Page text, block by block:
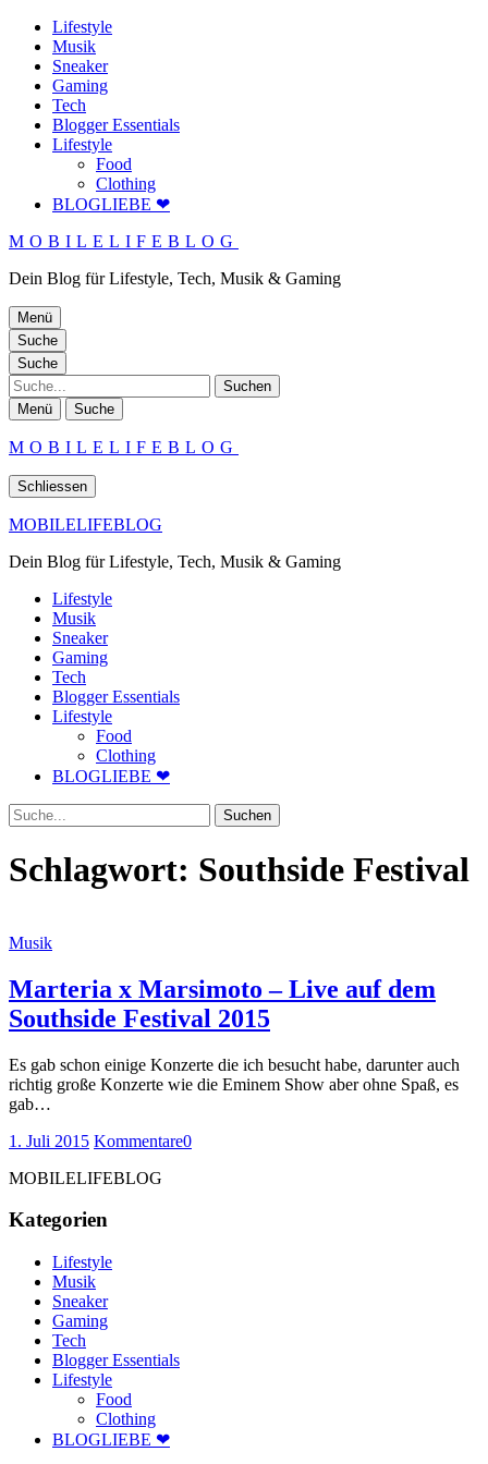
Lifestyle
Musik
Sneaker
Gaming
Tech
Blogger Essentials
Lifestyle
Food
Clothing
BLOGLIEBE ❤
MOBILELIFEBLOG
Dein Blog für Lifestyle, Tech, Musik & Gaming
Menü
Suche
Suche
Suche
Menü Suche
MOBILELIFEBLOG
Schliessen
MOBILELIFEBLOG
Dein Blog für Lifestyle, Tech, Musik & Gaming
Lifestyle
Musik
Sneaker
Gaming
Tech
Blogger Essentials
Lifestyle
Food
Clothing
BLOGLIEBE ❤
Suche
Schlagwort: Southside Festival
Musik
Marteria x Marsimoto – Live auf dem
Southside Festival 2015
Es gab schon einige Konzerte die ich besucht habe, darunter auch
richtig große Konzerte wie die Eminem Show aber ohne Spaß, es
gab…
1. Juli 2015 Kommentare0
MOBILELIFEBLOG
Kategorien
Lifestyle
Musik
Sneaker
Gaming
Tech
Blogger Essentials
Lifestyle
Food
Clothing
BLOGLIEBE ❤